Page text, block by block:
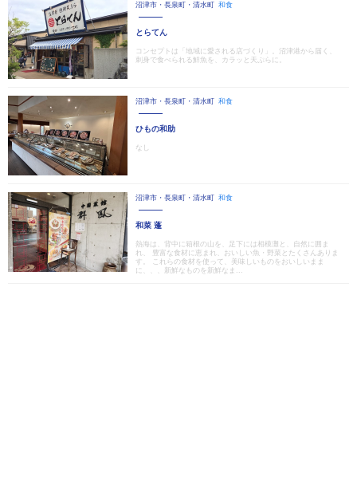
沼津市・長泉町・清水町 和食
とらてん
コンセプトは「地域に愛される店づくり」。沼津港から届く、
刺身で食べられる鮮魚を、カラッと天ぷらに。
沼津市・長泉町・清水町 和食
ひもの和助
なし
沼津市・長泉町・清水町 和食
和菜 蓬
熱海は、背中に箱根の山を、足下には相模灘と、自然に囲ま
れ、 豊富な食材に恵まれ、おいしい魚・野菜とたくさんありま
す。 これらの食材を使って、美味しいものをおいしいまま
に、、、新鮮なものを新鮮なま...